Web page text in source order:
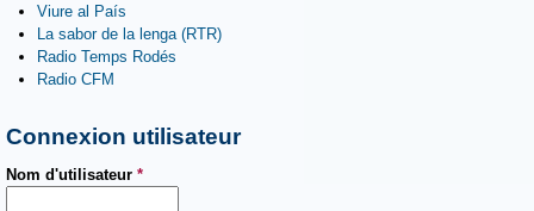
Viure al País
La sabor de la lenga (RTR)
Radio Temps Rodés
Radio CFM
Connexion utilisateur
Nom d'utilisateur *